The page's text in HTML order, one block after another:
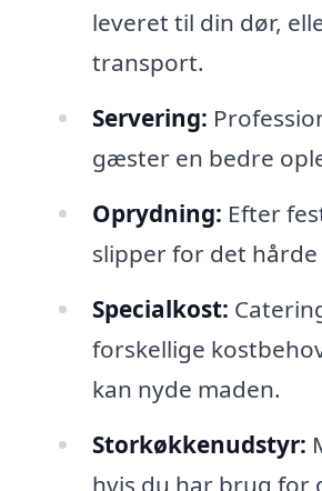
leveret til din dør,
transport.
Servering:
gæster en bedre
Oprydning: Efter
slipper for det
Specialkost:
forskellige
kan nyde maden.
Storkøkkenudstyr:
hvis du har brug for